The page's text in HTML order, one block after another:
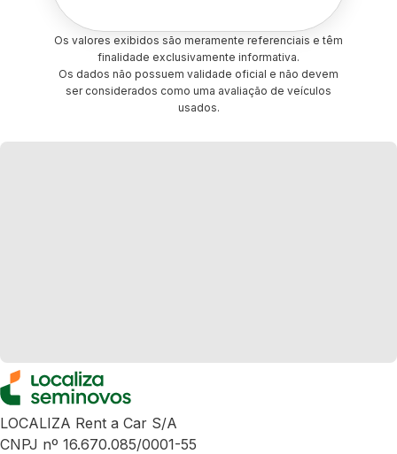
Os valores exibidos são meramente referenciais e têm
finalidade exclusivamente informativa.
Os dados não possuem validade oficial e não devem
ser considerados como uma avaliação de veículos
usados.
LOCALIZA Rent a Car S/A
CNPJ nº 16.670.085/0001-55